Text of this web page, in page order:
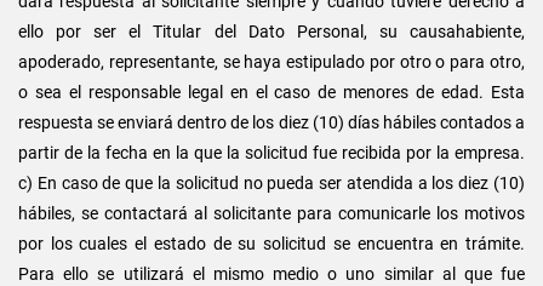
ello por ser el Titular del Dato Personal, su causahabiente,
apoderado, representante, se haya estipulado por otro o para otro,
o sea el responsable legal en el caso de menores de edad. Esta
respuesta se enviará dentro de los diez (10) días hábiles contados a
partir de la fecha en la que la solicitud fue recibida por la empresa.
c) En caso de que la solicitud no pueda ser atendida a los diez (10)
hábiles, se contactará al solicitante para comunicarle los motivos
por los cuales el estado de su solicitud se encuentra en trámite.
Para ello se utilizará el mismo medio o uno similar al que fue